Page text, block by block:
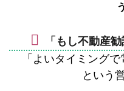
「もし不動産
「よいタイミング
という